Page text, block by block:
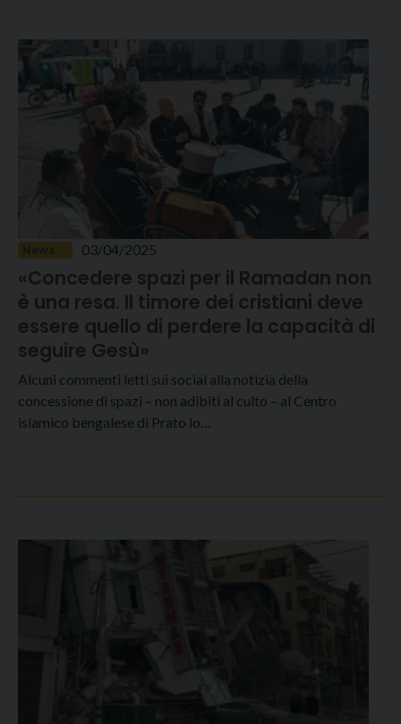
03/04/2025
«Concedere spazi per il Ramadan non
è una resa. Il timore dei cristiani deve
essere quello di perdere la capacità di
seguire Gesù»
Alcuni commenti letti sui social alla notizia della
concessione di spazi – non adibiti al culto – al Centro
islamico bengalese di Prato lo…